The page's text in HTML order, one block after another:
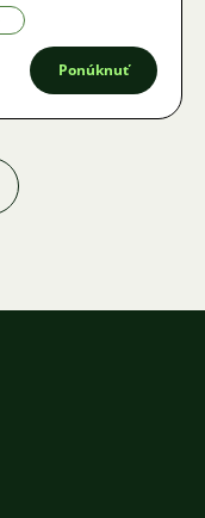
Ponúknuť